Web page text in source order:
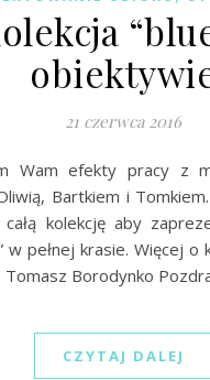
21 czerwca 2016
Bartkiem i
całą kolekcję aby
w pełnej krasie. Więcej o
Tomasz Borodynko
CZYTAJ DALEJ